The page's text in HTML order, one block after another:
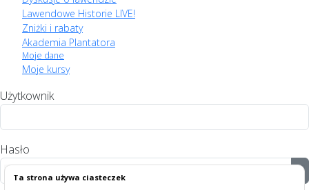
Ta strona używa ciasteczek
Lawendowe Historie LIVE!
Zniżki i rabaty
Akademia Plantatora
Moje dane
Moje kursy
Użytkownik
Hasło